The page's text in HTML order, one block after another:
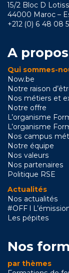
15/2 Bloc D
44000 Maroc –
+212 (0) 6 48 08
A propos
Qui sommes-
Now.be
Notre raison
Nos métiers et
Notre offre
L’organisme
L’organisme
Nos campus
Notre équipe
Nos valeurs
Nos partenaires
Politique RSE
Actualités
Nos actualités
#OFF l
Les pépites
Nos
par thèmes